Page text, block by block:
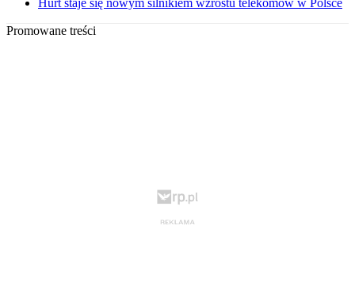
Hurt staje się nowym silnikiem wzrostu telekomów w Polsce
Promowane treści